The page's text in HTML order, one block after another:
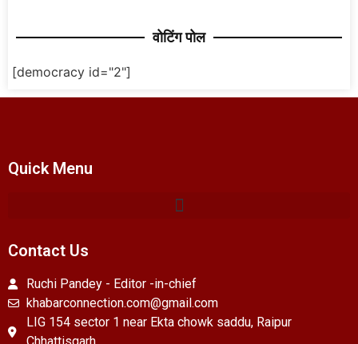
वोटिंग पोल
[democracy id="2"]
Quick Menu
Contact Us
Ruchi Pandey - Editor -in-chief
khabarconnection.com@gmail.com
LIG 154 sector 1 near Ekta chowk saddu, Raipur